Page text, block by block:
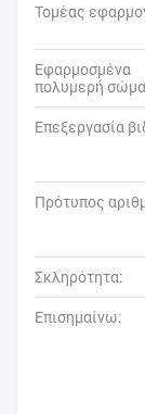
Τομέας
Εφαρμοσμένα
πολυμερή
Επεξεργασία
Πρότυπος
Σκληρότητα:
Επισημαίνω: